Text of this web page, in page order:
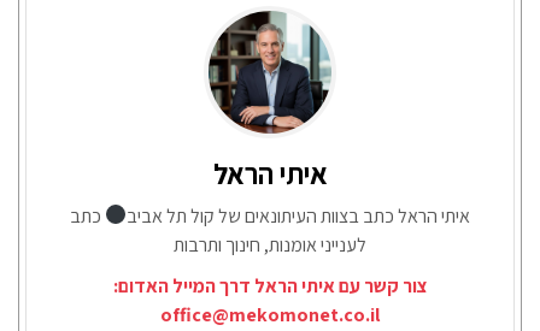
איתי הראל
איתי הראל כתב בצוות העיתונאים של קול תל אביב
כתב
לענייני אומנות, חינוך ותרבות
צור קשר עם איתי הראל דרך המייל האדום:
office@mekomonet.co.il